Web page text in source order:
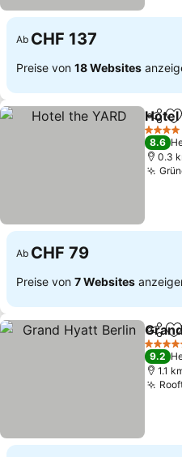
Ab CHF 137
Preise von 18 Websites
Teilen
Hotel
4 Sterne
8.6
0.3
Ab CHF 79
Preise von 7 Websites
Teilen
5 Sterne
9.2
1.1